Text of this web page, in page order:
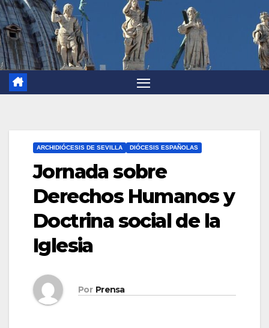
ARCHIDIÓCESIS DE SEVILLA DIÓCESIS ESPAÑOLAS
Jornada sobre
Derechos Humanos y
Doctrina social de la
Iglesia
Por Prensa